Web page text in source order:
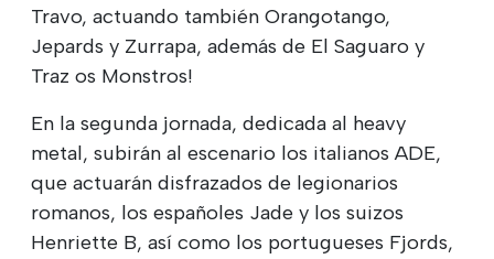
Travo, actuando también Orangotango,
Jepards y Zurrapa, además de El Saguaro y
Traz os Monstros!
En la segunda jornada, dedicada al heavy
metal, subirán al escenario los italianos ADE,
que actuarán disfrazados de legionarios
romanos, los españoles Jade y los suizos
Henriette B, así como los portugueses Fjords,